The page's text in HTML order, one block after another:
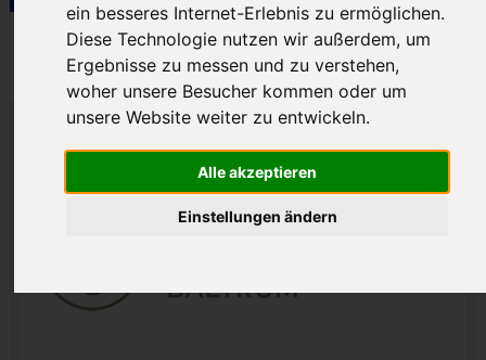
ein besseres Internet-Erlebnis zu ermöglichen.
Diese Technologie nutzen wir außerdem, um
Ergebnisse zu messen und zu verstehen,
woher unsere Besucher kommen oder um
unsere Website weiter zu entwickeln.
Alle akzeptieren
Einstellungen ändern
Strandhotel Baltrum